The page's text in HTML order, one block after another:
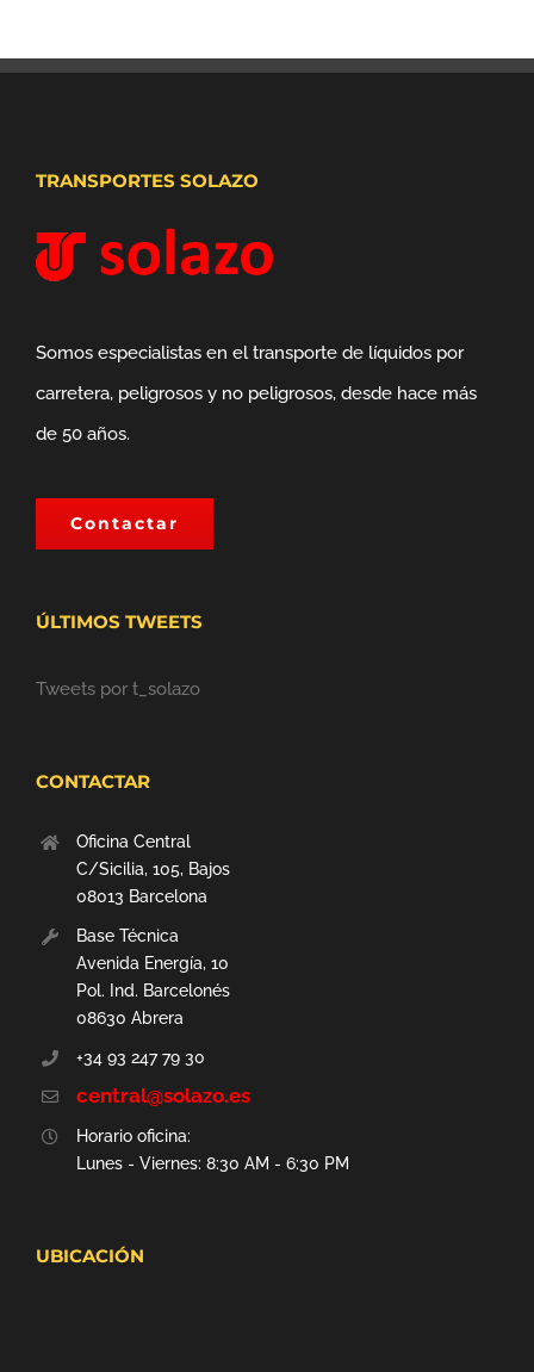
TRANSPORTES SOLAZO
Somos especialistas en el transporte de líquidos por
carretera, peligrosos y no peligrosos, desde hace más
de 50 años.
Contactar
ÚLTIMOS TWEETS
Tweets por t_solazo
CONTACTAR
Oficina Central
C/Sicilia, 105, Bajos
08013 Barcelona
Base Técnica
Avenida Energía, 10
Pol. Ind. Barcelonés
08630 Abrera
+34 93 247 79 30
central@solazo.es
Horario oficina:
Lunes - Viernes: 8:30 AM - 6:30 PM
UBICACIÓN